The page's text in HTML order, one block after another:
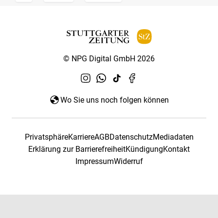
© NPG Digital GmbH 2026
Wo Sie uns noch folgen können
PrivatsphäreKarriereAGBDatenschutzMediadaten
Erklärung zur BarrierefreiheitKündigungKontakt
ImpressumWiderruf